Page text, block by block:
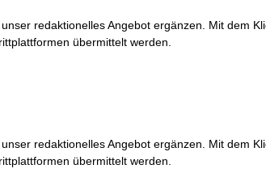
unser redaktionelles Angebot ergänzen. Mit dem
übermittelt werden.
unser redaktionelles Angebot ergänzen. Mit dem
übermittelt werden.